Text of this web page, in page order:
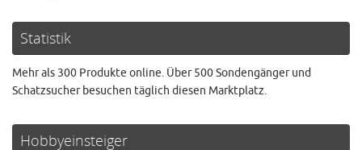
Statistik
Mehr als 300 Produkte online. Über 500 Sondengänger und
Schatzsucher besuchen täglich diesen Marktplatz.
Hobbyeinsteiger